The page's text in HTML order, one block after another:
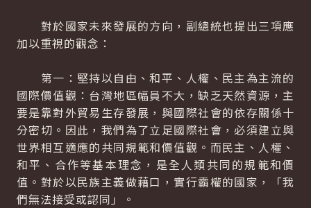
對於國家未來發展的方向，副總統也提出三項應
加以重視的觀念：
第一：堅持以自由、和平、人權、民主為主流的
國際價值觀：台灣地區幅員不大，缺乏天然資源，主
要是靠對外貿易生存發展，與國際社會的依存關係十
分密切。因此，我們為了立足國際社會，必須建立與
世界相互適應的共同規範和價值觀。而民主、人權、
和平、合作等基本理念，是全人類共同的規範和價
值。對於以民族主義做藉口，實行霸權的國家，「我
們無法接受或認同」。